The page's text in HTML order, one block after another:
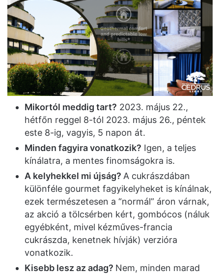
Mikortól meddig tart? 2023. május 22.,
hétfőn reggel 8-tól 2023. május 26., péntek
este 8-ig, vagyis, 5 napon át.
Minden fagyira vonatkozik? Igen, a teljes
kínálatra, a mentes finomságokra is.
A kelyhekkel mi újság? A cukrászdában
különféle gourmet fagyikelyheket is kínálnak,
ezek természetesen a “normál” áron várnak,
az akció a tölcsérben kért, gombócos (náluk
egyébként, mivel kézműves-francia
cukrászda, kenetnek hívják) verzióra
vonatkozik.
Kisebb lesz az adag? Nem, minden marad